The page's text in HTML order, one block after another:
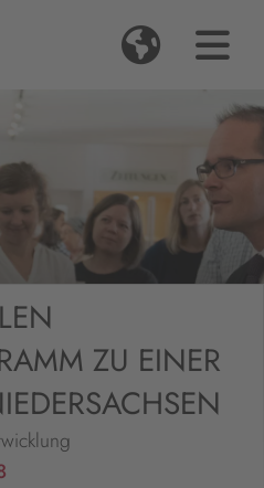
ZU EINER